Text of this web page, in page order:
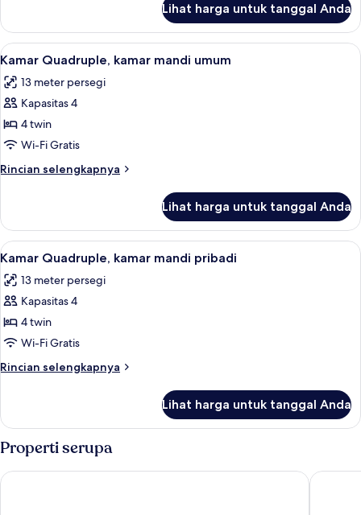
Asap
Rokok,
kamar
mandi
umum
Asrama
Umum,
hanya
Bebas
Asap
kamar
mandi
Lihat harga untuk tanggal Anda
Lihat
semua
foto
untuk
Kamar
Quadruple,
kamar
mandi
Kamar Quadruple, kamar mandi
5
Kamar Quadruple, kamar mandi umum
13 meter persegi
Kapasitas 4
4 twin
Wi-Fi Gratis
Rincian selengkapnya
Rincian
Kamar
Quadruple,
kamar
umum
Lihat harga untuk tanggal Anda
Lihat
semua
foto
untuk
Kamar
Quadruple,
kamar
mandi
Kamar Quadruple, kamar mandi
5
Kamar Quadruple, kamar mandi pribadi
13 meter persegi
Kapasitas 4
4 twin
Wi-Fi Gratis
Rincian selengkapnya
Rincian
Kamar
Quadruple,
kamar
mandi
pribadi
Lihat harga untuk tanggal Anda
Properti serupa
HOTEL COURTLAND